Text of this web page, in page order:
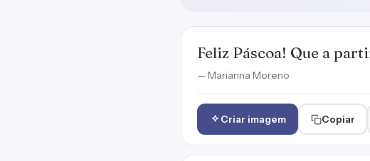
Feliz Páscoa! Que a
— Marianna Moreno
Criar imagem Copiar